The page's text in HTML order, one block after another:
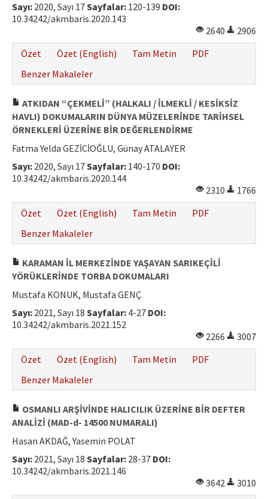
Sayı: 2020, Sayı 17Sayfalar: 120-139 DOI:
10.34242/akmbaris.2020.143
2640
2906
Özet
Özet (English) Tam Metin
PDF
Benzer Makaleler
ATKIDAN “ÇEKMELİ” (HALKALI / İLMEKLİ / KESİKSİZ
HAVLI) DOKUMALARIN DÜNYA MÜZELERİNDE TARİHSEL
ÖRNEKLERİ ÜZERİNE BİR DEĞERLENDİRME
Fatma Yelda GEZİCİOĞLU, Günay ATALAYER
Sayı: 2020, Sayı 17Sayfalar: 140-170 DOI:
10.34242/akmbaris.2020.144
2310
1766
Özet
Özet (English) Tam Metin
PDF
Benzer Makaleler
KARAMAN İL MERKEZİNDE YAŞAYAN SARIKEÇİLİ
YÖRÜKLERİNDE TORBA DOKUMALARI
Mustafa KONUK, Mustafa GENÇ
Sayı: 2021, Sayı 18 Sayfalar: 4-27 DOI:
10.34242/akmbaris.2021.152
2266
3007
Özet
Özet (English) Tam Metin
PDF
Benzer Makaleler
OSMANLI ARŞİVİNDE HALICILIK ÜZERİNE BİR DEFTER
ANALİZİ (MAD-d- 14500 NUMARALI)
Hasan AKDAĞ, Yasemin POLAT
Sayı: 2021, Sayı 18 Sayfalar: 28-37 DOI:
10.34242/akmbaris.2021.146
3642
3010